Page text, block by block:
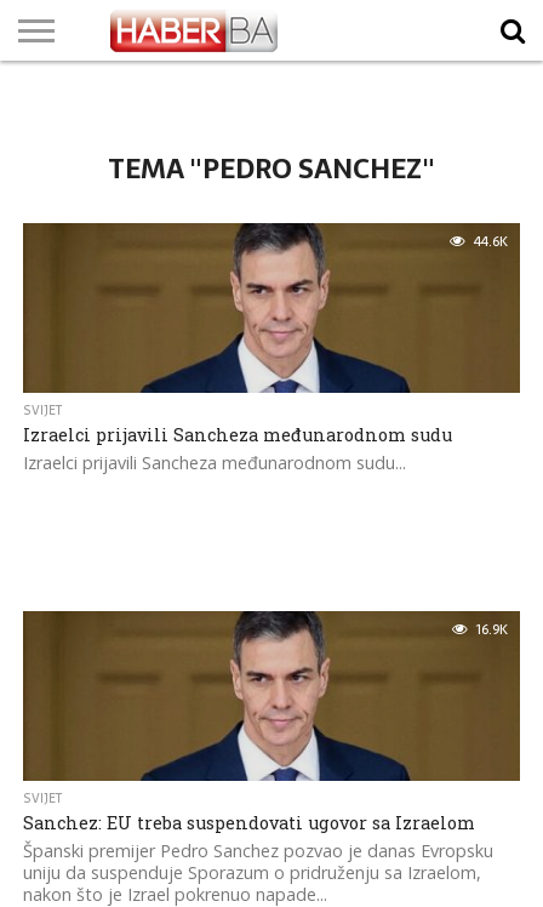
TEMA "PEDRO SANCHEZ"
44.6K
SVIJET
Izraelci prijavili Sancheza međunarodnom sudu
Izraelci prijavili Sancheza međunarodnom sudu...
16.9K
SVIJET
Sanchez: EU treba suspendovati ugovor sa Izraelom
Španski premijer Pedro Sanchez pozvao je danas Evropsku
uniju da suspenduje Sporazum o pridruženju sa Izraelom,
nakon što je Izrael pokrenuo napade...